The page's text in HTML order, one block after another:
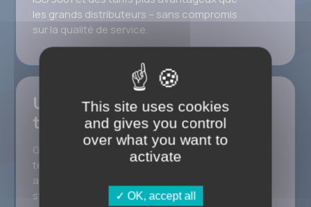
les grands distributeurs – sans compromis
sur la qualité de service.
Une logistique réactive et
territoriale
Grâce à nos 7 dépôts répartis sur le
territoire, nous livrons rapidement et
assurons une gestion optimisée de vos
stocks.
This site uses cookies
and gives you control
over what you want to
activate
OK, accept all